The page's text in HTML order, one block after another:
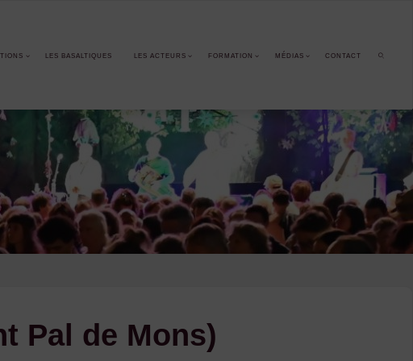
LES BASALTIQUES LES ACTEURS FORMATION MÉDIAS CONTACT
SEARCH
Pal de Mons)